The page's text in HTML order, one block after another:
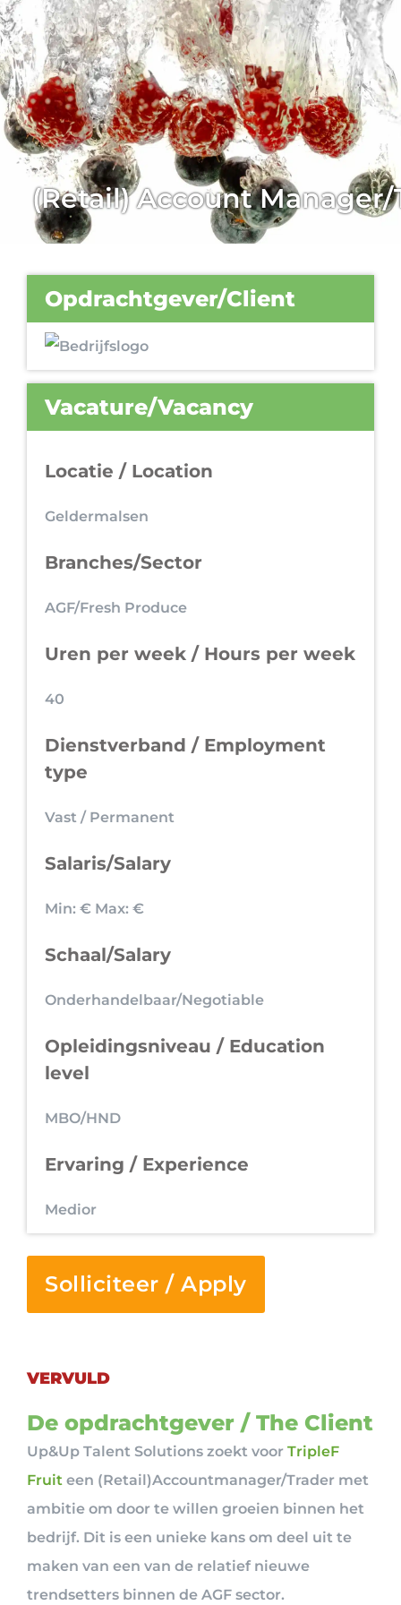
(Retail) Account
Opdrachtgever/Client
Vacature/Vacancy
Locatie / Location
Geldermalsen
Branches/Sector
AGF/Fresh Produce
Uren per week / Hours per week
40
Dienstverband / Employment
type
Vast / Permanent
Salaris/Salary
Min: € Max: €
Schaal/Salary
Onderhandelbaar/Negotiable
Opleidingsniveau / Education
level
MBO/HND
Ervaring / Experience
Medior
Solliciteer / Apply
VERVULD
De opdrachtgever / The Client
Up&Up Talent Solutions zoekt voor TripleF
Fruit een (Retail)Accountmanager/Trader met
ambitie om door te willen groeien binnen het
bedrijf. Dit is een unieke kans om deel uit te
maken van een van de relatief nieuwe
trendsetters binnen de AGF sector.